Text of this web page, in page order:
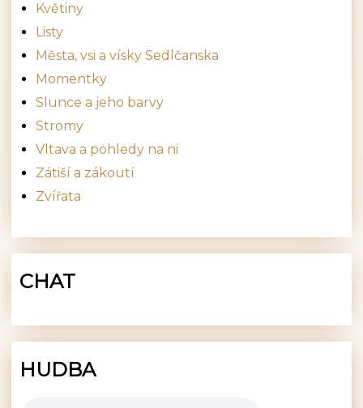
Květiny
Listy
Města, vsi a vísky Sedlčanska
Momentky
Slunce a jeho barvy
Stromy
Vltava a pohledy na ni
Zátiší a zákoutí
Zvířata
CHAT
HUDBA